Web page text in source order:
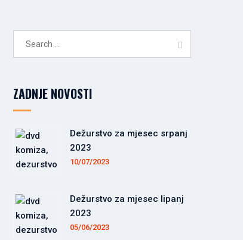
ZADNJE NOVOSTI
Dežurstvo za mjesec srpanj
2023
10/07/2023
Dežurstvo za mjesec lipanj
2023
05/06/2023